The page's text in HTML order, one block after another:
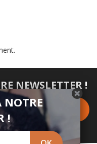
NEWSLETTER !
NOTRE
!